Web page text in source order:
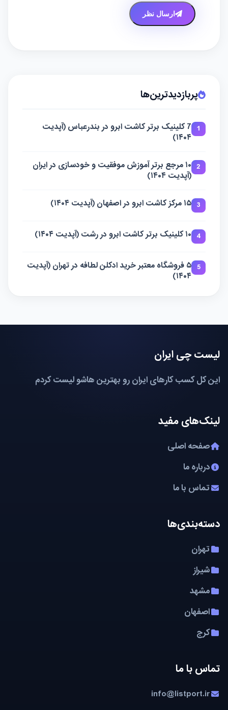
ارسال نظر
پربازدیدترین‌ها
1
7 کلینیک برتر کاشت ابرو در بندرعباس (آپدیت
۱۴۰۴)
2
۱۰ مرجع برتر آموزش موفقیت و خودسازی در ایران
(آپدیت ۱۴۰۴)
3 ۱۵ مرکز کاشت ابرو در اصفهان (آپدیت ۱۴۰۴)
4 ۱۰ کلینیک برتر کاشت ابرو در رشت (آپدیت ۱۴۰۴)
5
۵ فروشگاه معتبر خرید ادکلن لطافه در تهران (آپدیت
۱۴۰۴)
لیست چی ایران
این کل کسب کارهای ایران رو بهترین هاشو لیست کردم
لینک‌های مفید
صفحه اصلی
درباره ما
تماس با ما
دسته‌بندی‌ها
تهران
شیراز
مشهد
اصفهان
کرج
تماس با ما
info@listport.ir